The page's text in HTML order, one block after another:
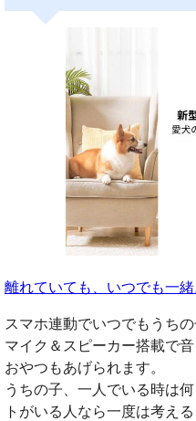
離れていても、いつでも一緒
スマホ連動でいつでもうち
マイク＆スピーカー搭載で
おやつもあげられます。
うちの子、一人でいる時は
トがいる人なら一度は考え